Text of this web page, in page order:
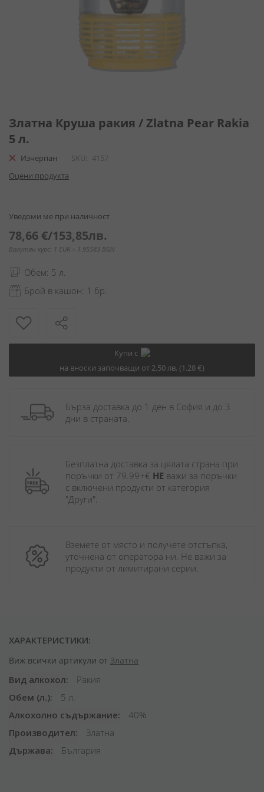
към
на
галерия
снимки
Златна Круша ракия / Zlatna Pear Rakia
5 л.
Изчерпан SKU
4157
Оцени продукта
Уведоми ме при наличност
78,66 €/153,85лв.
Валутен курс: 1 EUR = 1.95583 BGN
Обем: 5 л.
Брой в кашон: 1 бр.
Купи с
на вноски започващи от 2.50 лв. (1.28 €)
Бърза доставка до 1 ден в София и до 3
дни в страната.
Безплатна доставка за цялата страна при
поръчки от 79.99+€ НЕ важи за поръчки
с включени продукти от категория
"Други".
Вземете от място и получете отстъпка,
уточнена от оператора ни. Не важи за
продукти от лимитирани серии.
ХАРАКТЕРИСТИКИ:
Виж всички артикули от Златна
Вид алкохол
Ракия
Обем (л.)
5 л.
Алкохолно съдържание
40%
Производител
Златна
Държава
България